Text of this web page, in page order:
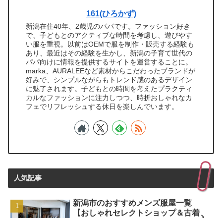
161(ひろかず)
新潟在住40年、2歳児のパパです。ファッション好き
で、子どもとのアクティブな時間を考慮し、遊びやす
い服を重視。以前はOEMで服を制作・販売する経験も
あり、最近はその経験を生かし、新潟の子育て世代の
パパ向けに情報を提供するサイトを運営することに。
marka、AURALEEなど素材からこだわったブランドが
好みで、シンプルながらもトレンド感のあるデザイン
に魅了されます。子どもとの時間を考えたプラクティ
カルなファッションに注力しつつ、時折おしゃれなカ
フェでリフレッシュする休日を楽しんでいます。
人気記事
新潟市のおすすめメンズ服屋一覧
【おしゃれセレクトショップ＆古着